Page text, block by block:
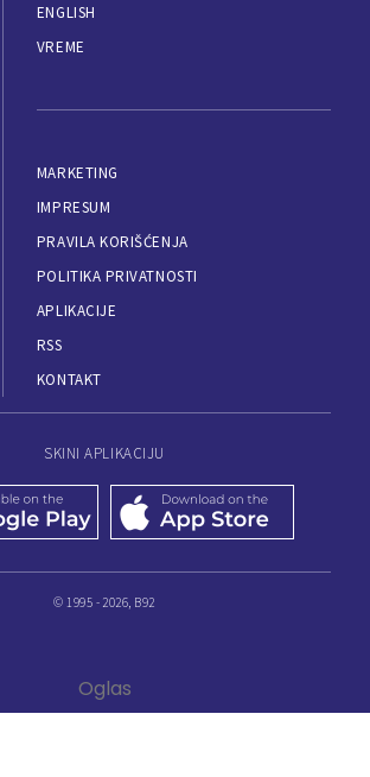
ENGLISH
VREME
MARKETING
IMPRESUM
PRAVILA KORIŠĆENJA
POLITIKA PRIVATNOSTI
APLIKACIJE
RSS
KONTAKT
SKINI APLIKACIJU
© 1995 - 2026, B92